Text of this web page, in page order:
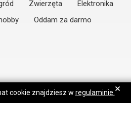
Zwierzęta
Elektronika
Oddam za darmo
cookie znajdziesz w regulaminie. ×